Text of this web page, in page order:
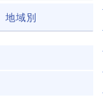
地域別